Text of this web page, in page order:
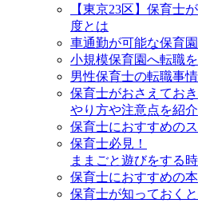
【東京23区】保育士
度とは
車通勤が可能な保育
小規模保育園へ転職
男性保育士の転職事
保育士がおさえてお
やり方や注意点を紹介
保育士におすすめの
保育士必見！
ままごと遊びをする
保育士におすすめの
保育士が知っておく